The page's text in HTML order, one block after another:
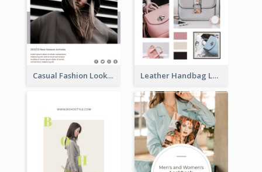
Casual Fashion Lookbook Leather Handbag Lookbook